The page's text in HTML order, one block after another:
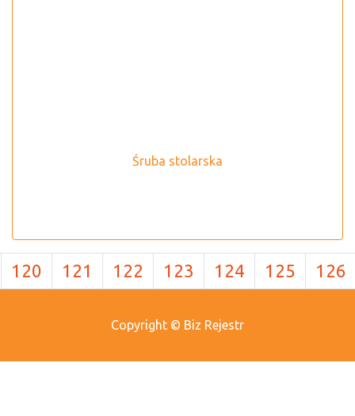
Śruba stolarska
120 121 122 123 124 125 126
Copyright © Biz Rejestr